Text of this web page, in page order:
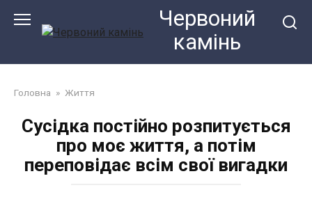
Червоний
камiнь
Головна » Життя
Сусідка постійно розпитується
про моє життя, а потім
переповідає всім свої вигадки